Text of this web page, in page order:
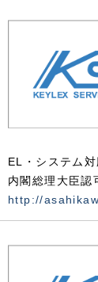
EL・システム対
内閣総理大臣認
http://